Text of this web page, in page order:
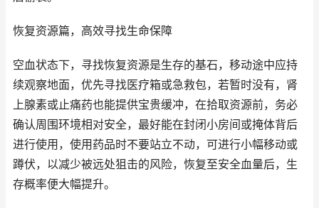
恢复资源篇，高效寻找生命保障
空血状态下，寻找恢复资源是生存的基石，移动途中应持
续观察地面，优先寻找医疗箱或急救包，若暂时没有，肾
上腺素或止痛药也能提供宝贵缓冲，在拾取资源前，务必
确认周围环境相对安全，最好能在封闭小房间或掩体背后
进行使用，使用药品时不要站立不动，可进行小幅移动或
蹲伏，以减少被远处狙击的风险，恢复至安全血量后，生
存概率便大幅提升。